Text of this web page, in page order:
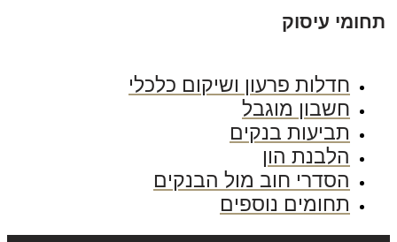
עיסוק
חדלות פרעון ושיקום כלכלי
חשבון מוגבל
תביעות בנקים
הלבנת הון
הסדרי חוב מול הבנקים
תחומים נוספים